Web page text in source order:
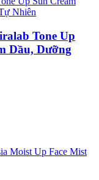
Tone Up
Dầu, Dưỡng